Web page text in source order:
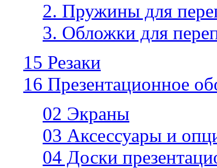
2. Пружины для
3. Обложки для
15 Резаки
16 Презентационное
02 Экраны
03 Аксессуары и
04 Доски